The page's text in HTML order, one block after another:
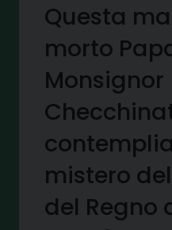
Questa
morto
Monsignor
mistero
del Regno